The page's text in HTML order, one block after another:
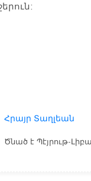
Հրայր Տաղլեան
Ծնած է Պէյրութ-